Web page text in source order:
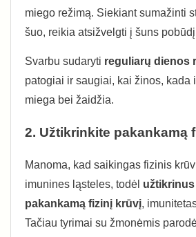
miego režimą. Siekiant sumažinti
šuo, reikia atsižvelgti į šuns
Svarbu sudaryti reguliarų dienos
patogiai ir saugiai, kai žinos, kada
miega bei žaidžia.
2. Užtikrinkite pakankamą
Manoma, kad saikingas fizinis
imunines ląsteles, todėl užtikrinus
pakankamą fizinį krūvį,
Tačiau tyrimai su žmonėmis